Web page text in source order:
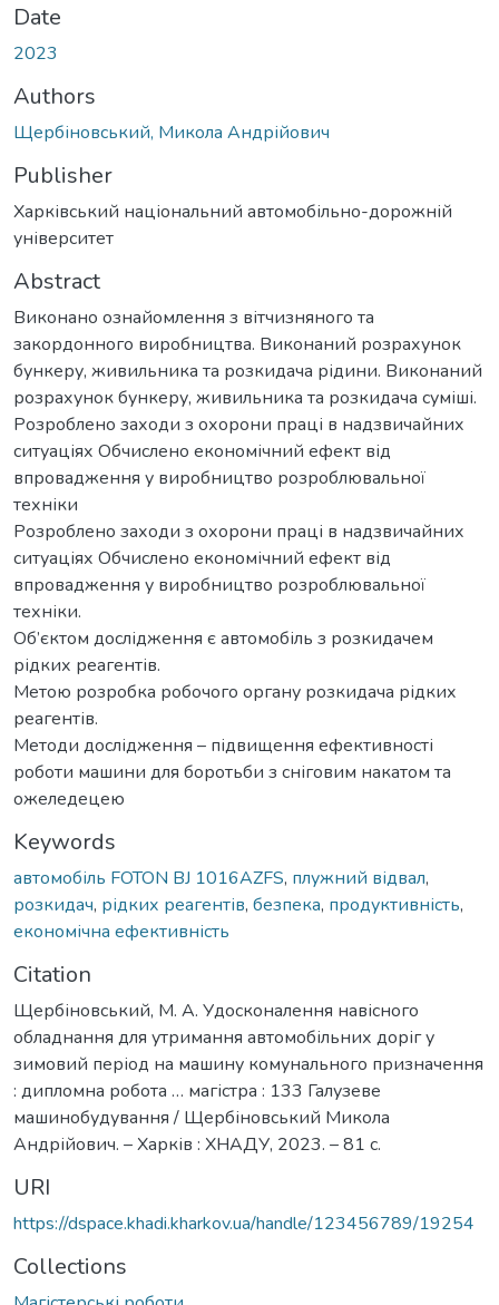
Date
2023
Authors
Щербіновський, Микола Андрійович
Publisher
Харківський національний автомобільно-дорожній
університет
Abstract
Виконано ознайомлення з вітчизняного та
закордонного виробництва. Виконаний розрахунок
бункеру, живильника та розкидача рідини. Виконаний
розрахунок бункеру, живильника та розкидача суміші.
Розроблено заходи з охорони праці в надзвичайних
ситуаціях Обчислено економічний ефект від
впровадження у виробництво розроблювальної
техніки
Розроблено заходи з охорони праці в надзвичайних
ситуаціях Обчислено економічний ефект від
впровадження у виробництво розроблювальної
техніки.
Об’єктом дослідження є автомобіль з розкидачем
рідких реагентів.
Метою розробка робочого органу розкидача рідких
реагентів.
Методи дослідження – підвищення ефективності
роботи машини для боротьби з сніговим накатом та
ожеледецею
Keywords
автомобіль FOTON BJ 1016АZFS, плужний відвал,
розкидач, рідких реагентів, безпека, продуктивність,
економічна ефективність
Citation
Щербіновський, М. А. Удосконалення навісного
обладнання для утримання автомобільних доріг у
зимовий період на машину комунального призначення
: дипломна робота … магістра : 133 Галузеве
машинобудування / Щербіновський Микола
Андрійович. – Харків : ХНАДУ, 2023. – 81 с.
URI
https://dspace.khadi.kharkov.ua/handle/123456789/19254
Collections